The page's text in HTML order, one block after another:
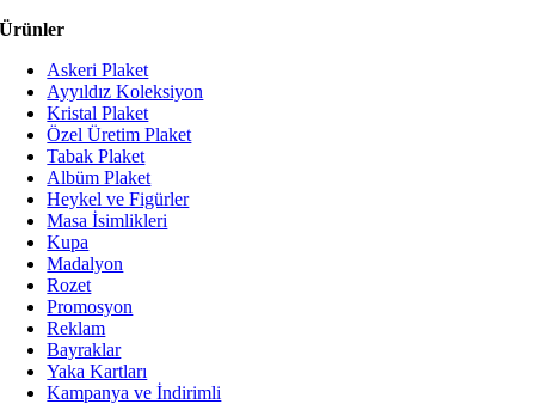
Ürünler
Askeri Plaket
Ayyıldız Koleksiyon
Kristal Plaket
Özel Üretim Plaket
Tabak Plaket
Albüm Plaket
Heykel ve Figürler
Masa İsimlikleri
Kupa
Madalyon
Rozet
Promosyon
Reklam
Bayraklar
Yaka Kartları
Kampanya ve İndirimli